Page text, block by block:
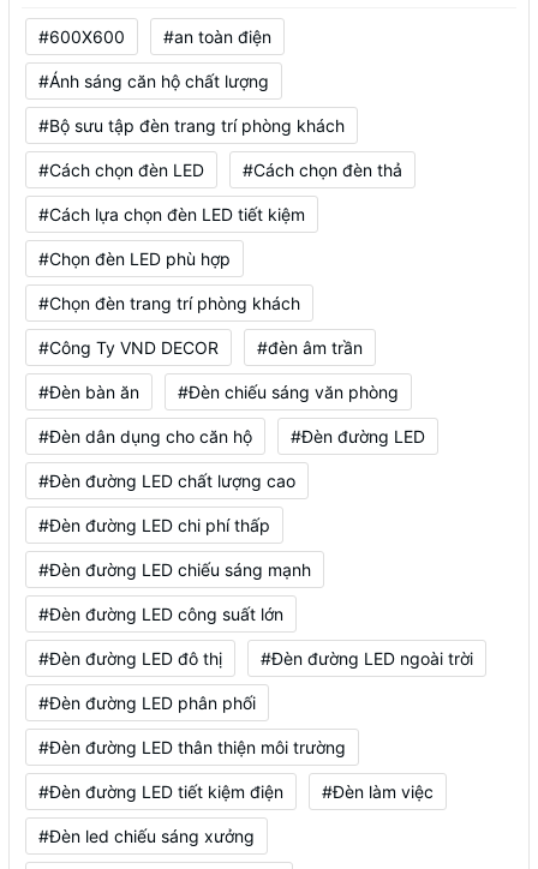
#600X600 #an toàn điện
#Ánh sáng căn hộ chất lượng
#Bộ sưu tập đèn trang trí phòng khách
#Cách chọn đèn LED #Cách chọn đèn thả
#Cách lựa chọn đèn LED tiết kiệm
#Chọn đèn LED phù hợp
#Chọn đèn trang trí phòng khách
#Công Ty VND DECOR #đèn âm trần
#Đèn bàn ăn #Đèn chiếu sáng văn phòng
#Đèn dân dụng cho căn hộ #Đèn đường LED
#Đèn đường LED chất lượng cao
#Đèn đường LED chi phí thấp
#Đèn đường LED chiếu sáng mạnh
#Đèn đường LED công suất lớn
#Đèn đường LED đô thị #Đèn đường LED ngoài trời
#Đèn đường LED phân phối
#Đèn đường LED thân thiện môi trường
#Đèn đường LED tiết kiệm điện #Đèn làm việc
#Đèn led chiếu sáng xưởng